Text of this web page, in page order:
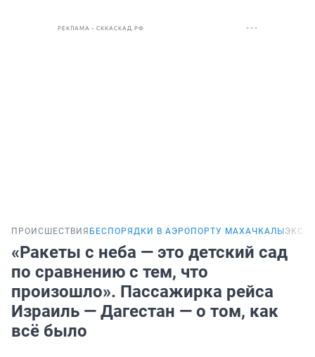
РЕКЛАМА • СККАСКАД.РФ
ПРОИСШЕСТВИЯ БЕСПОРЯДКИ В АЭРОПОРТУ МАХАЧКАЛЫ
«Ракеты с неба — это детский сад
по сравнению с тем, что
произошло». Пассажирка рейса
Израиль — Дагестан — о том, как
всё было